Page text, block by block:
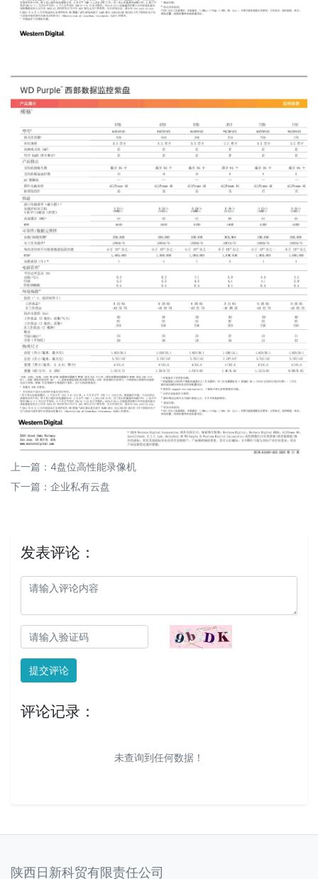
上一篇： 4盘位高性能录像机
下一篇： 企业私有云盘
发表评论：
提交评论
评论记录：
未查询到任何数据！
陕西日新科贸有限责任公司